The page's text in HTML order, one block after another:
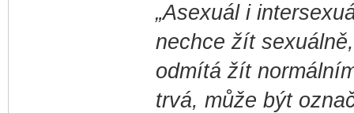
„Asexuál i
nechce žít
odmítá žít
trvá, může být